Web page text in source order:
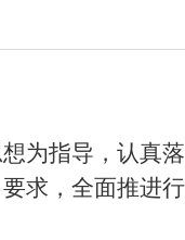
为指导，认真
求，全面推进